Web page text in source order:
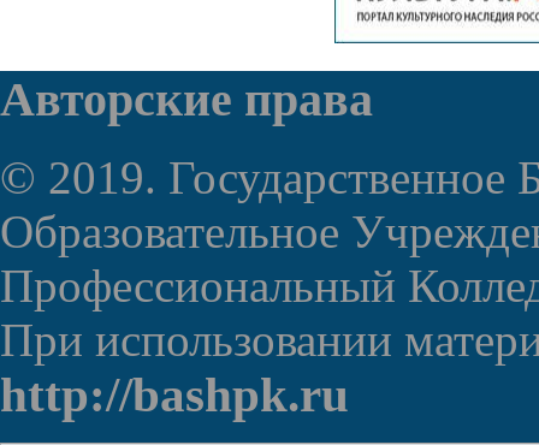
Авторские права
© 2019. Государственное
Образовательное
Профессиональный
При использовании
http://bashpk.ru